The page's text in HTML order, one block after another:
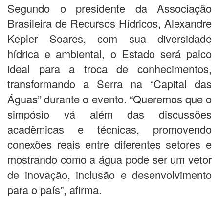
Segundo o presidente da Associação
Brasileira de Recursos Hídricos, Alexandre
Kepler Soares, com sua diversidade
hídrica e ambiental, o Estado será palco
ideal para a troca de conhecimentos,
transformando a Serra na “Capital das
Águas” durante o evento. “Queremos que o
simpósio vá além das discussões
acadêmicas e técnicas, promovendo
conexões reais entre diferentes setores e
mostrando como a água pode ser um vetor
de inovação, inclusão e desenvolvimento
para o país”, afirma.